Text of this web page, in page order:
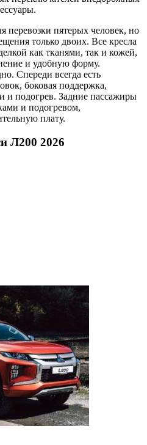
перевозки пятерых человек, но
только двоих. Все кресла
как тканями, так и кожей,
и удобную форму.
Спереди всегда есть
боковая поддержка,
и подогрев. Задние пассажиры
и подогревом,
плату.
Л200 2026